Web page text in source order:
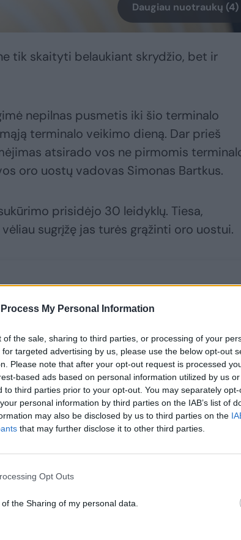
Process My Personal Information
of the sale, sharing to third parties, or processing of your
targeted advertising by us, please use the below opt-out
Please note that after your opt-out request is processed
based ads based on personal information utilized by us
to third parties prior to your opt-out. You may separately
personal information by third parties on the IAB’s list of
may also be disclosed by us to third parties on the
that may further disclose it to other third parties.
Opt Outs
the Sharing of my personal data.
Daugiau nuotraukų (4)
tik skaityti belaukiant skrydžio, bet ir
nepilnas pusmetis iki šio terminalo
terminalo veikimo dieną. Dar prieš
atsirado vos ne pirmomis
oro uostų vadovas Simonas Bartkus.
prisidėjo 30 leidyklų. Tiesa,
sugrįžę jas turės grąžinti oro uostui.
oro uoste
naujasis
terminalas:
šiol pasikeis
Jau kitą mėnesį
keleivius priims
naujasis Vilniaus oro
uosto išvykimo